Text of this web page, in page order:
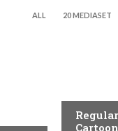
ALL 20 MEDIASET